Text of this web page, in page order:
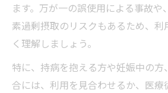
ます。万が一の誤使用による事故や
素過剰摂取のリスクもあるため、利
く理解しましょう。
特に、持病を抱える方や妊娠中の
合には、利用を見合わせるか、医療